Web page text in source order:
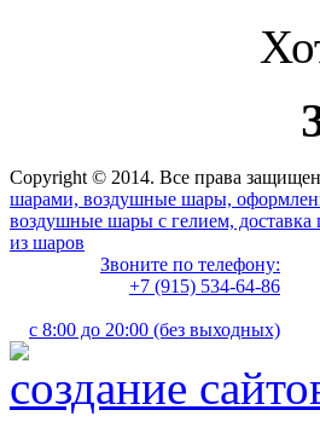
Copyright © 2014. Все права
шарами, воздушные шары,
воздушные шары с гелием,
из шаров
Звоните по телефону:
+7 (915) 534-64-86
с 8:00 до 20:00 (без выходных)
создание